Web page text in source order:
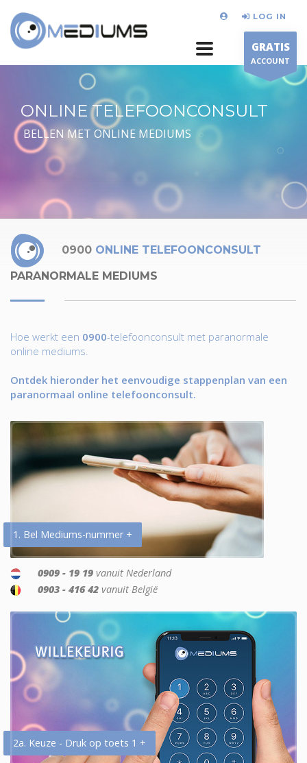
LOG IN
GRATIS
ACCOUNT
ONLINE TELEFOONCONSULT
BELLEN MET ONLINE MEDIUMS
0900 ONLINE TELEFOONCONSULT
PARANORMALE MEDIUMS
Hoe werkt een 0900-telefoonconsult met paranormale
online mediums.
Ontdek hieronder het eenvoudige stappenplan van een
paranormaal online telefoonconsult.
1. Bel Mediums-nummer +
0909 - 19 19 vanuit Nederland
0903 - 416 42 vanuit België
2a. Keuze - Druk op toets 1 +